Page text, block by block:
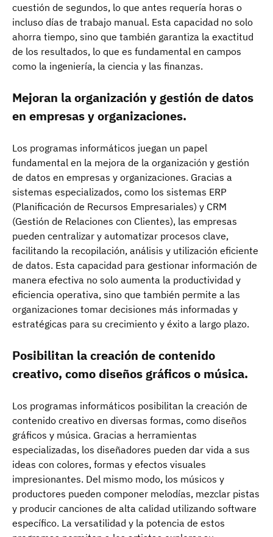
cuestión de segundos, lo que antes requería horas o
incluso días de trabajo manual. Esta capacidad no solo
ahorra tiempo, sino que también garantiza la exactitud
de los resultados, lo que es fundamental en campos
como la ingeniería, la ciencia y las finanzas.
Mejoran la organización y gestión de datos
en empresas y organizaciones.
Los programas informáticos juegan un papel
fundamental en la mejora de la organización y gestión
de datos en empresas y organizaciones. Gracias a
sistemas especializados, como los sistemas ERP
(Planificación de Recursos Empresariales) y CRM
(Gestión de Relaciones con Clientes), las empresas
pueden centralizar y automatizar procesos clave,
facilitando la recopilación, análisis y utilización eficiente
de datos. Esta capacidad para gestionar información de
manera efectiva no solo aumenta la productividad y
eficiencia operativa, sino que también permite a las
organizaciones tomar decisiones más informadas y
estratégicas para su crecimiento y éxito a largo plazo.
Posibilitan la creación de contenido
creativo, como diseños gráficos o música.
Los programas informáticos posibilitan la creación de
contenido creativo en diversas formas, como diseños
gráficos y música. Gracias a herramientas
especializadas, los diseñadores pueden dar vida a sus
ideas con colores, formas y efectos visuales
impresionantes. Del mismo modo, los músicos y
productores pueden componer melodías, mezclar pistas
y producir canciones de alta calidad utilizando software
específico. La versatilidad y la potencia de estos